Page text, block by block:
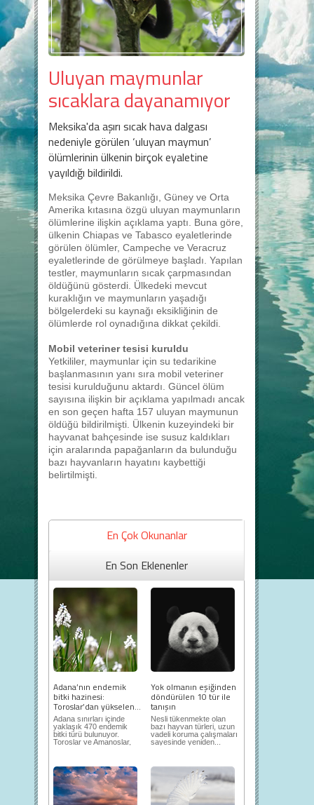
Uluyan maymunlar
sıcaklara dayanamıyor
Meksika'da aşırı sıcak hava dalgası
nedeniyle görülen ‘uluyan maymun’
ölümlerinin ülkenin birçok eyaletine
yayıldığı bildirildi.
Meksika Çevre Bakanlığı, Güney ve Orta
Amerika kıtasına özgü uluyan maymunların
ölümlerine ilişkin açıklama yaptı. Buna göre,
ülkenin Chiapas ve Tabasco eyaletlerinde
görülen ölümler, Campeche ve Veracruz
eyaletlerinde de görülmeye başladı. Yapılan
testler, maymunların sıcak çarpmasından
öldüğünü gösterdi. Ülkedeki mevcut
kuraklığın ve maymunların yaşadığı
bölgelerdeki su kaynağı eksikliğinin de
ölümlerde rol oynadığına dikkat çekildi.
Mobil veteriner tesisi kuruldu
Yetkililer, maymunlar için su tedarikine
başlanmasının yanı sıra mobil veteriner
tesisi kurulduğunu aktardı. Güncel ölüm
sayısına ilişkin bir açıklama yapılmadı ancak
en son geçen hafta 157 uluyan maymunun
öldüğü bildirilmişti. Ülkenin kuzeyindeki bir
hayvanat bahçesinde ise susuz kaldıkları
için aralarında papağanların da bulunduğu
bazı hayvanların hayatını kaybettiği
belirtilmişti.
En Çok Okunanlar
En Son Eklenenler
Adana’nın endemik
bitki hazinesi:
Toroslar’dan yükselen...
Adana sınırları içinde
yaklaşık 470 endemik
bitki türü bulunuyor.
Toroslar ve Amanoslar,
Yok olmanın eşiğinden
döndürülen 10 tür ile
tanışın
Nesli tükenmekte olan
bazı hayvan türleri, uzun
vadeli koruma çalışmaları
sayesinde yeniden...